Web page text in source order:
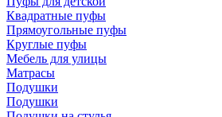
Квадратные пуфы
Прямоугольные пуфы
Круглые пуфы
Мебель для улицы
Матрасы
Подушки
Подушки